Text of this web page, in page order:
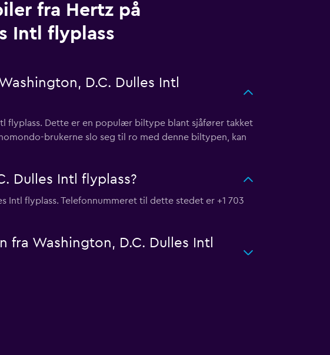
fra Hertz på
Intl flyplass
D.C. Dulles Intl
flyplass. Dette er en populær biltype blant sjåfører takket
brukerne slo seg til ro med denne biltypen, kan
Dulles Intl flyplass?
Intl flyplass. Telefonnummeret til dette stedet er +1 703
Washington, D.C. Dulles Intl